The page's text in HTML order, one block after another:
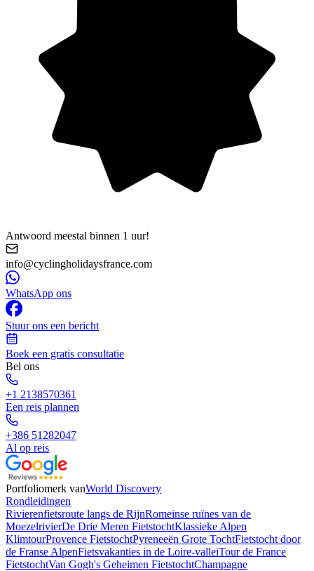
Antwoord meestal binnen 1 uur!
info@cyclingholidaysfrance.com
WhatsApp ons
Stuur ons een bericht
Boek een gratis consultatie
Bel ons
+1 2138570361
Een reis plannen
+386 51282047
Al op reis
Portfoliomerk vanWorld Discovery
Rondleidingen
Rivierenfietsroute langs de RijnRomeinse ruïnes van de
MoezelrivierDe Drie Meren FietstochtKlassieke Alpen
KlimtourProvence FietstochtPyreneeën Grote TochtFietstocht door
de Franse AlpenFietsvakanties in de Loire-valleiTour de France
FietstochtVan Gogh's Geheimen FietstochtChampagne